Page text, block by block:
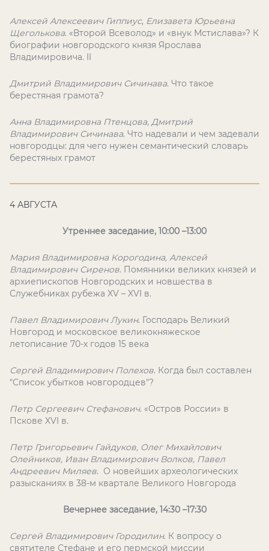
Алексей Алексеевич Гиппиус, Елизавета Юрьевна
Щеголькова. «Второй Всеволод» и «внук Мстислава»? К
биографии новгородского князя Ярослава
Владимировича. II
Дмитрий Владимирович Сичинава. Что такое
берестяная грамота?
Анна Владимировна Птенцова, Дмитрий
Владимирович Сичинава. Что надевали и чем задевали
новгородцы: для чего нужен семантический словарь
берестяных грамот
4 АВГУСТА
Утреннее заседание, 10:00 –13:00
Мария Владимировна Корогодина, Алексей
Владимирович Сиренов. Помянники великих князей и
архиепископов Новгородских и новшества в
Служебниках рубежа XV – XVI в.
Павел Владимирович Лукин. Господарь Великий
Новгород и московское великокняжеское
летописание 70-х годов 15 века
Сергей Владимирович Полехов. Когда был составлен
"Список убытков новгородцев"?
Петр Сергеевич Стефанович. «Остров России» в
Пскове XVI в.
Петр Григорьевич Гайдуков, Олег Михайлович
Олейников, Иван Владимирович Волков, Павел
Андреевич Миляев. О новейших археологических
разысканиях в 38-м квартале Великого Новгорода
Вечернее заседание, 14:30 –17:30
Сергей Владимирович Городилин. К вопросу о
святителе Стефане и его пермской миссии